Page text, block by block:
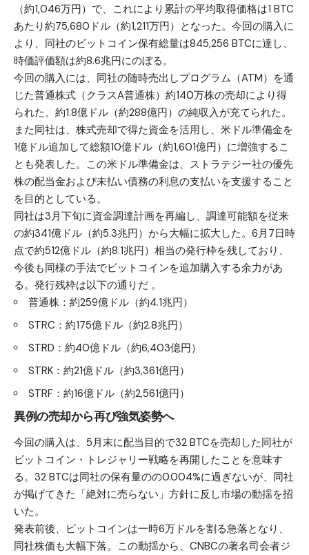
（約1,046万円）で、これにより累計の平均取得価格は1 BTC
あたり約75,680ドル（約1,211万円）となった。今回の購入に
より、同社のビットコイン保有総量は845,256 BTCに達し、
時価評価額は約8.6兆円にのぼる。
今回の購入には、同社の随時売出しプログラム（ATM）を通
じた普通株式（クラスA普通株）約140万株の売却により得
られた、約1.8億ドル（約288億円）の純収入が充てられた。
また同社は、株式売却で得た資金を活用し、米ドル準備金を
1億ドル追加して総額10億ドル（約1,601億円）に増強するこ
とも発表した。この米ドル準備金は、ストラテジー社の優先
株の配当⾦および未払い債務の利息の⽀払いを⽀援すること
を⽬的としている。
同社は3月下旬に資金調達計画を再編し、調達可能額を従来
の約341億ドル（約5.3兆円）から大幅に拡大した。6月7日時
点で約512億ドル（約8.1兆円）相当の発行枠を残しており、
今後も同様の手法でビットコインを追加購入する余力があ
る。発行残枠は以下の通りだ 。
普通株：約259億ドル（約4.1兆円）
STRC：約175億ドル（約2.8兆円）
STRD：約40億ドル（約6,403億円）
STRK：約21億ドル（約3,361億円）
STRF：約16億ドル（約2,561億円）
異例の売却から再び強気姿勢へ
今回の購入は、5月末に配当目的で32 BTCを売却した同社が
ビットコイン・トレジャリー戦略を再開したことを意味す
る。32 BTCは同社の保有量のの0.004%に過ぎないが、同社
が掲げてきた「絶対に売らない」方針に反し市場の動揺を招
いた。
発表前後、ビットコインは一時6万ドルを割る急落となり、
同社株価も大幅下落。この動揺から、CNBCの著名司会者ジ